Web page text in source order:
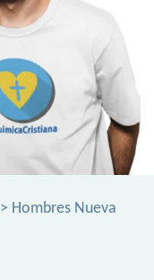
> Hombres Nueva